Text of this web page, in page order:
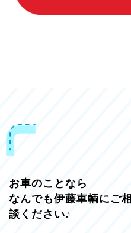
お車のことなら
なんでも伊藤車輌にご相
談ください♪